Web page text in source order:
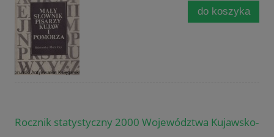
do koszyka
Rocznik statystyczny 2000 Województwa Kujawsko-